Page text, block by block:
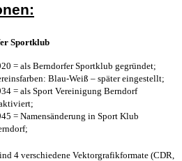
Sportklub
= als Berndorfer Sportklub gegründet;
Blau-Weiß – später eingestellt;
= als Sport Vereinigung Berndorf
= Namensänderung in Sport Klub
4 verschiedene Vektorgrafikformate (CDR,